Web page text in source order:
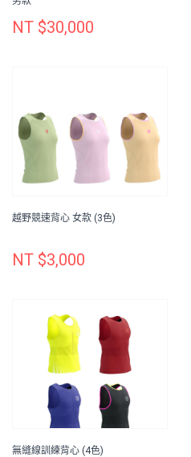
NT $30,000
越野競速背心 女款 (3色)
NT $3,000
無縫線訓練背心 (4色)